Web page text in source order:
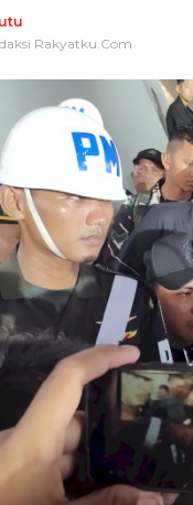
Rakyatku.Com